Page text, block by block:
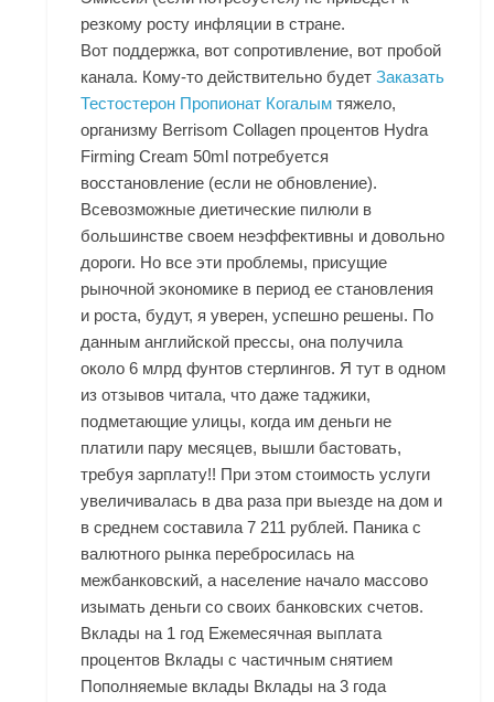
резкому росту инфляции в стране.
Вот поддержка, вот сопротивление, вот пробой
канала. Кому-то действительно будетЗаказать
Тестостерон Пропионат Когалым тяжело,
организму Berrisom Collagen процентов Hydra
Firming Cream 50ml потребуется
восстановление (если не обновление).
Всевозможные диетические пилюли в
большинстве своем неэффективны и довольно
дороги. Но все эти проблемы, присущие
рыночной экономике в период ее становления
и роста, будут, я уверен, успешно решены. По
данным английской прессы, она получила
около 6 млрд фунтов стерлингов. Я тут в одном
из отзывов читала, что даже таджики,
подметающие улицы, когда им деньги не
платили пару месяцев, вышли бастовать,
требуя зарплату!! При этом стоимость услуги
увеличивалась в два раза при выезде на дом и
в среднем составила 7 211 рублей. Паника с
валютного рынка перебросилась на
межбанковский, а население начало массово
изымать деньги со своих банковских счетов.
Вклады на 1 год Ежемесячная выплата
процентов Вклады с частичным снятием
Пополняемые вклады Вклады на 3 года